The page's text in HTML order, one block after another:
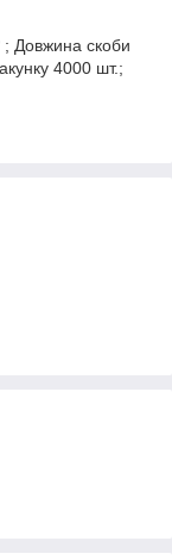
Довжина скоби
4000 шт.;